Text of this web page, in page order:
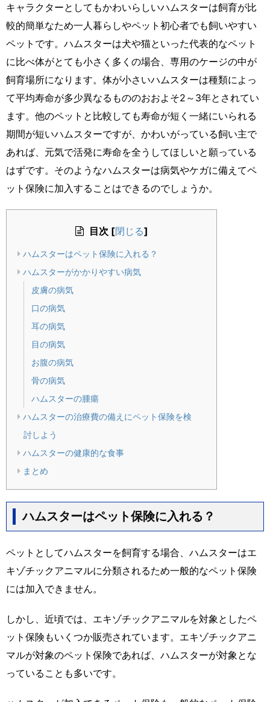
キャラクターとしてもかわいらしいハムスターは飼育が比
較的簡単なため一人暮らしやペット初心者でも飼いやすい
ペットです。ハムスターは犬や猫といった代表的なペット
に比べ体がとても小さく多くの場合、専用のケージの中が
飼育場所になります。体が小さいハムスターは種類によっ
て平均寿命が多少異なるもののおおよそ2～3年とされてい
ます。他のペットと比較しても寿命が短く一緒にいられる
期間が短いハムスターですが、かわいがっている飼い主で
あれば、元気で活発に寿命を全うしてほしいと願っている
はずです。そのようなハムスターは病気やケガに備えてペ
ット保険に加入することはできるのでしょうか。
目次 [閉じる]
ハムスターはペット保険に入れる？
ハムスターがかかりやすい病気
皮膚の病気
口の病気
耳の病気
目の病気
お腹の病気
骨の病気
ハムスターの腫瘍
ハムスターの治療費の備えにペット保険を検
討しよう
ハムスターの健康的な食事
まとめ
ハムスターはペット保険に入れる？
ペットとしてハムスターを飼育する場合、ハムスターはエ
キゾチックアニマルに分類されるため一般的なペット保険
には加入できません。
しかし、近頃では、エキゾチックアニマルを対象としたペ
ット保険もいくつか販売されています。エキゾチックアニ
マルが対象のペット保険であれば、ハムスターが対象とな
っていることも多いです。